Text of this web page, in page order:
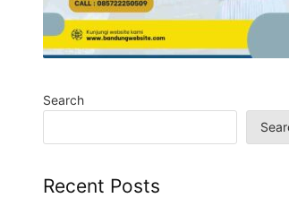
Search
Recent Posts